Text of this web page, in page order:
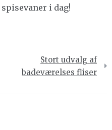
i dag!
Stort udvalg af
badeværelses fliser